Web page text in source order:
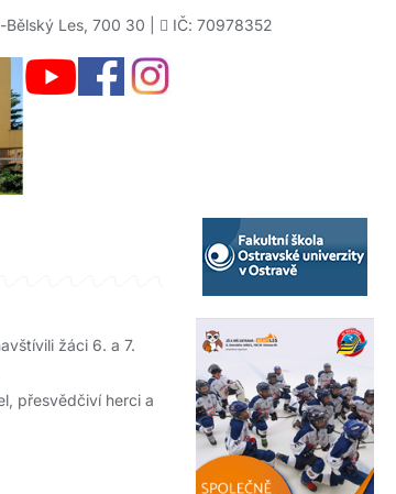
Bělský Les, 700 30 | IČ: 70978352
žáci 6. a 7.
přesvědčiví herci a